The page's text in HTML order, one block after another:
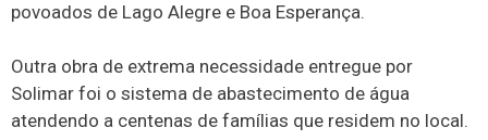
povoados de Lago Alegre e Boa Esperança.
Outra obra de extrema necessidade entregue por
Solimar foi o sistema de abastecimento de água
atendendo a centenas de famílias que residem no local.